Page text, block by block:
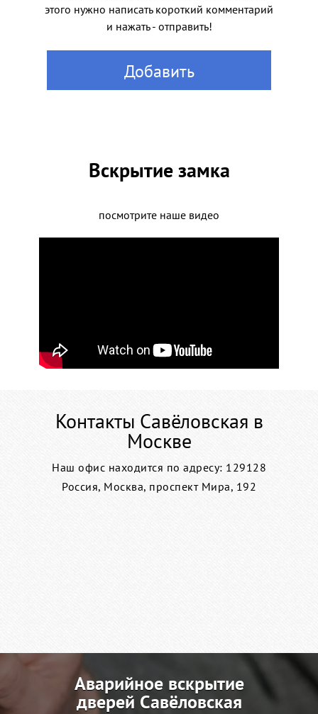
этого нужно написать короткий комментарий
и нажать - отправить!
Добавить
Вскрытие замка
посмотрите наше видео
Контакты Савёловская в
Москве
Наш офис находится по адресу: 129128
Россия, Москва, проспект Мира, 192
Аварийное вскрытие
дверей Савёловская